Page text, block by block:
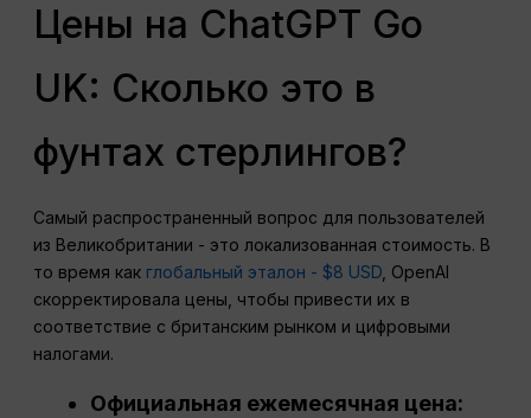
Цены на ChatGPT Go
UK: Сколько это в
фунтах стерлингов?
Самый распространенный вопрос для пользователей
из Великобритании - это локализованная стоимость. В
то время как глобальный эталон - $8 USD, OpenAI
скорректировала цены, чтобы привести их в
соответствие с британским рынком и цифровыми
налогами.
Официальная ежемесячная цена: